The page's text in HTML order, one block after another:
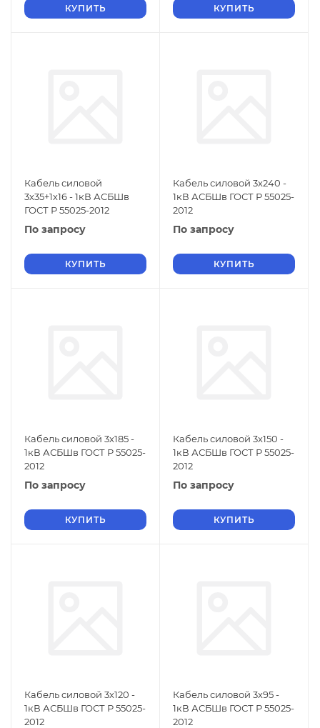
КУПИТЬ КУПИТЬ
Кабель силовой
3х35+1х16 - 1кВ АСБШв
ГОСТ Р 55025-2012
По запросу
КУПИТЬ
Кабель силовой 3х240 -
1кВ АСБШв ГОСТ Р 55025-
2012
По запросу
КУПИТЬ
Кабель силовой 3х185 -
1кВ АСБШв ГОСТ Р 55025-
2012
По запросу
КУПИТЬ
Кабель силовой 3х150 -
1кВ АСБШв ГОСТ Р 55025-
2012
По запросу
КУПИТЬ
Кабель силовой 3х120 -
1кВ АСБШв ГОСТ Р 55025-
2012
Кабель силовой 3х95 -
1кВ АСБШв ГОСТ Р 55025-
2012